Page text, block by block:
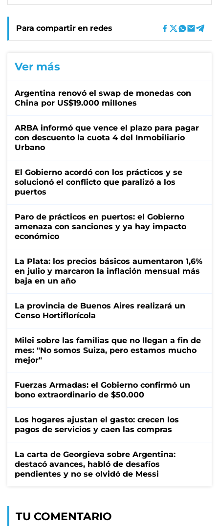
Para compartir en redes
Ver más
Argentina renovó el swap de monedas con
China por US$19.000 millones
ARBA informó que vence el plazo para pagar
con descuento la cuota 4 del Inmobiliario
Urbano
El Gobierno acordó con los prácticos y se
solucionó el conflicto que paralizó a los
puertos
Paro de prácticos en puertos: el Gobierno
amenaza con sanciones y ya hay impacto
económico
La Plata: los precios básicos aumentaron 1,6%
en julio y marcaron la inflación mensual más
baja en un año
La provincia de Buenos Aires realizará un
Censo Hortiflorícola
Milei sobre las familias que no llegan a fin de
mes: "No somos Suiza, pero estamos mucho
mejor"
Fuerzas Armadas: el Gobierno confirmó un
bono extraordinario de $50.000
Los hogares ajustan el gasto: crecen los
pagos de servicios y caen las compras
La carta de Georgieva sobre Argentina:
destacó avances, habló de desafíos
pendientes y no se olvidó de Messi
TU COMENTARIO